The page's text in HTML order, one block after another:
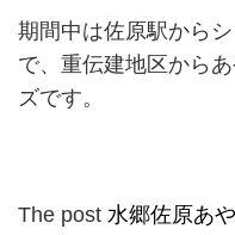
期間中は佐原駅から
で、重伝建地区から
ズです。
The post 水郷佐原あ